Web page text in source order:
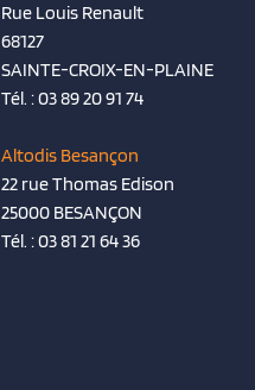
Rue Louis Renault
68127
SAINTE-CROIX-EN-PLAINE
Tél. :03 89 20 91 74
Altodis Besançon
22 rue Thomas Edison
25000 BESANÇON
Tél. :03 81 21 64 36